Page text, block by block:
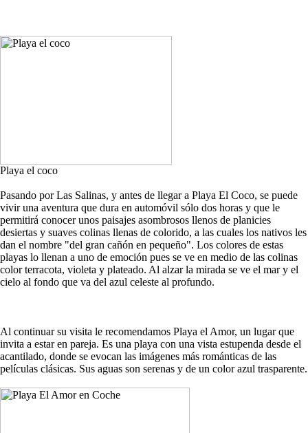
Playa el coco
Pasando por Las Salinas, y antes de llegar a Playa El Coco, se puede
vivir una aventura que dura en automóvil sólo dos horas y que le
permitirá conocer unos paisajes asombrosos llenos de planicies
desiertas y suaves colinas llenas de colorido, a las cuales los nativos les
dan el nombre "del gran cañón en pequeño". Los colores de estas
playas lo llenan a uno de emoción pues se ve en medio de las colinas
color terracota, violeta y plateado. Al alzar la mirada se ve el mar y el
cielo al fondo que va del azul celeste al profundo.
Al continuar su visita le recomendamos Playa el Amor, un lugar que
invita a estar en pareja. Es una playa con una vista estupenda desde el
acantilado, donde se evocan las imágenes más románticas de las
películas clásicas. Sus aguas son serenas y de un color azul trasparente.